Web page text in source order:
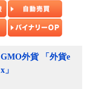
GMO外貨 「外貨e
x」